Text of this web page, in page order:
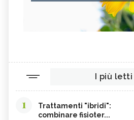
I più letti
1
Trattamenti "ibridi":
combinare fisioter...